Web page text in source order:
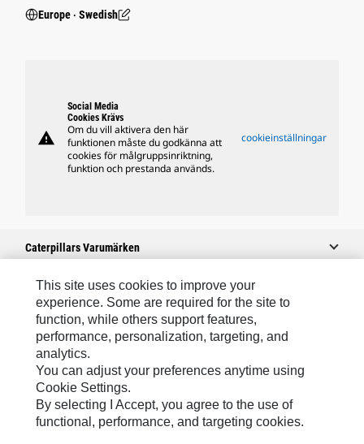
Europe ‧ Swedish
warning
Social Media
Cookies Krävs
Om du vill aktivera den här
funktionen måste du godkänna att
cookies för målgruppsinriktning,
funktion och prestanda används.
cookieinställningar
Caterpillars Varumärken
Caterpillar.com
Kontakta Caterpillar
Mina Marknadsföringspreferenser
Platskarta
Cookie Settings
This site uses cookies to improve your
experience. Some are required for the site to
function, while others support features,
performance, personalization, targeting, and
analytics.
You can adjust your preferences anytime using
Cookie Settings.
By selecting I Accept, you agree to the use of
functional, performance, and targeting cookies.